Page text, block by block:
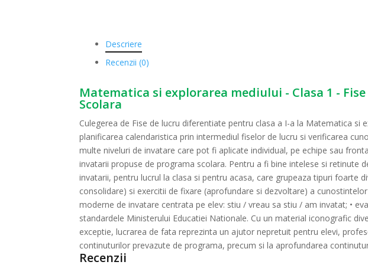
Descriere
Recenzii (0)
Matematica si explorarea mediului - Clasa 1 -
Scolara
Culegerea de Fise de lucru diferentiate pentru clasa a I-a la Matematica
planificarea calendaristica prin intermediul fiselor de lucru si verificarea
multe niveluri de invatare care pot fi aplicate individual, pe echipe sau
invatarii propuse de programa scolara. Pentru a fi bine intelese si retinute
invatarii, pentru lucrul la clasa si pentru acasa, care grupeaza tipuri foarte
consolidare) si exercitii de fixare (aprofundare si dezvoltare) a
moderne de invatare centrata pe elev: stiu / vreau sa stiu / am invatat; •
standardele Ministerului Educatiei Nationale. Cu un material iconografic
exceptie, lucrarea de fata reprezinta un ajutor nepretuit pentru elevi,
continuturilor prevazute de programa, precum si la aprofundarea
Recenzii